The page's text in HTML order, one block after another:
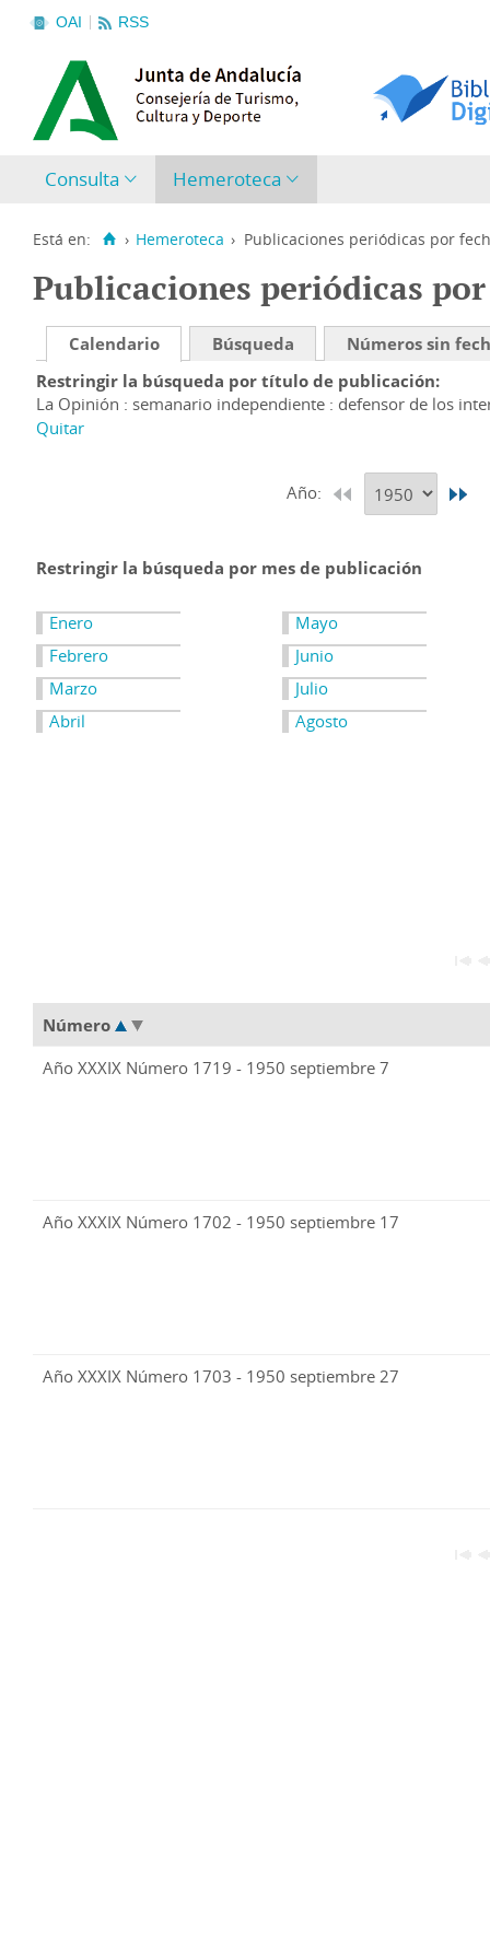
OAI RSS
Consulta Hemeroteca
Está en: › Hemeroteca › Publicaciones periódicas por
Publicaciones periódicas
Calendario Búsqueda
Números sin
Restringir la búsqueda por título de publicación
La Opinión : semanario independiente : defensor de los
Quitar
Año:
Restringir la búsqueda por mes de publicación
Enero
Febrero
Marzo
Abril
Mayo
Junio
Julio
Agosto
Número
Año XXXIX Número 1719 - 1950 septiembre 7
Año XXXIX Número 1702 - 1950 septiembre 17
Año XXXIX Número 1703 - 1950 septiembre 27